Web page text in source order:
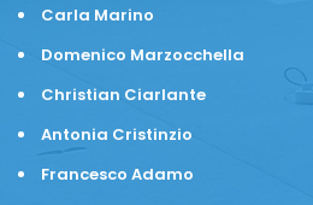
Carla Marino
Domenico Marzocchella
Christian Ciarlante
Antonia Cristinzio
Francesco Adamo